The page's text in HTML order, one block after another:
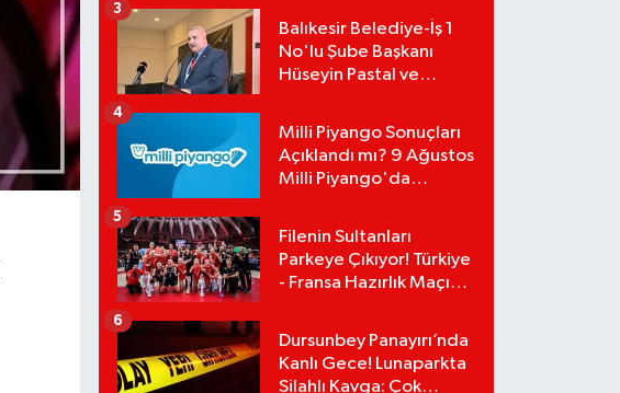
Bağışlarını Başlattı!
Balıkesir Belediye-İş 1
No'lu Şube Başkanı
Hüseyin Pastal ve
3
Milli Piyango Sonuçları
Açıklandı mı? 9 Ağustos
Milli Piyango'da
4
Filenin Sultanları
Parkeye Çıkıyor! Türkiye
- Fransa Hazırlık Maçı
5
Dursunbey Panayırı’nda
Kanlı Gece! Lunaparkta
Silahlı Kavga: Çok
6